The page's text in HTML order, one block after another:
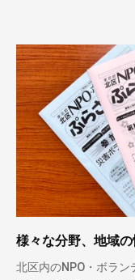
様々な分野、地域
北区内のNPO・ボラ